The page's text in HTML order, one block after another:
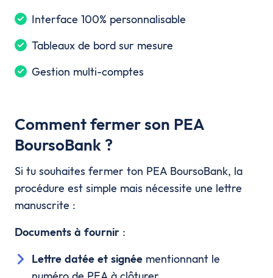
Interface 100% personnalisable
Tableaux de bord sur mesure
Gestion multi-comptes
Comment fermer son PEA
BoursoBank ?
Si tu souhaites fermer ton PEA BoursoBank, la
procédure est simple mais nécessite une lettre
manuscrite :
Documents à fournir :
Lettre datée et signée mentionnant le